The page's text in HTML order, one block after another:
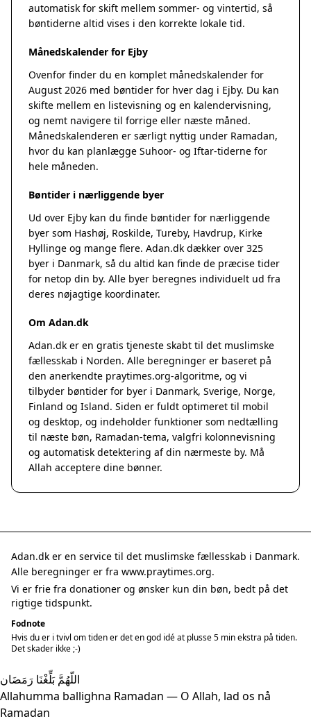
automatisk for skift mellem sommer- og vintertid, så
bøntiderne altid vises i den korrekte lokale tid.
Månedskalender for Ejby
Ovenfor finder du en komplet månedskalender for
August 2026 med bøntider for hver dag i Ejby. Du kan
skifte mellem en listevisning og en kalendervisning,
og nemt navigere til forrige eller næste måned.
Månedskalenderen er særligt nyttig under Ramadan,
hvor du kan planlægge Suhoor- og Iftar-tiderne for
hele måneden.
Bøntider i nærliggende byer
Ud over Ejby kan du finde bøntider for nærliggende
byer som Hashøj, Roskilde, Tureby, Havdrup, Kirke
Hyllinge og mange flere. Adan.dk dækker over 325
byer i Danmark, så du altid kan finde de præcise tider
for netop din by. Alle byer beregnes individuelt ud fra
deres nøjagtige koordinater.
Om Adan.dk
Adan.dk er en gratis tjeneste skabt til det muslimske
fællesskab i Norden. Alle beregninger er baseret på
den anerkendte praytimes.org-algoritme, og vi
tilbyder bøntider for byer i Danmark, Sverige, Norge,
Finland og Island. Siden er fuldt optimeret til mobil
og desktop, og indeholder funktioner som nedtælling
til næste bøn, Ramadan-tema, valgfri kolonnevisning
og automatisk detektering af din nærmeste by. Må
Allah acceptere dine bønner.
Adan.dk er en service til det muslimske fællesskab i Danmark.
Alle beregninger er fra www.praytimes.org.
Vi er frie fra donationer og ønsker kun din bøn, bedt på det
rigtige tidspunkt.
Fodnote
Hvis du er i tvivl om tiden er det en god idé at plusse 5 min ekstra på tiden.
Det skader ikke ;-)
اللّهُمَّ بَلِّغْنَا رَمَضَان
Allahumma ballighna Ramadan — O Allah, lad os nå
Ramadan